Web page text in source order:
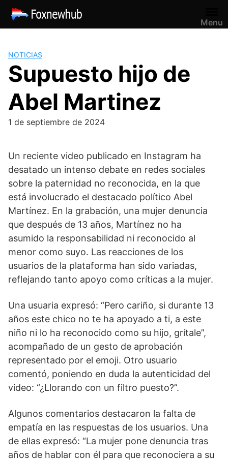
Saltar
contenido
Menu
NOTICIAS
Supuesto hijo de
Abel Martinez
1 de septiembre de 2024
Un reciente video publicado en Instagram ha
desatado un intenso debate en redes sociales
sobre la paternidad no reconocida, en la que
está involucrado el destacado político Abel
Martínez. En la grabación, una mujer denuncia
que después de 13 años, Martínez no ha
asumido la responsabilidad ni reconocido al
menor como suyo. Las reacciones de los
usuarios de la plataforma han sido variadas,
reflejando tanto apoyo como críticas a la mujer.
Una usuaria expresó: “Pero cariño, si durante 13
años este chico no te ha apoyado a ti, a este
niño ni lo ha reconocido como su hijo, grítale”,
acompañado de un gesto de aprobación
representado por el emoji. Otro usuario
comentó, poniendo en duda la autenticidad del
video: “¿Llorando con un filtro puesto?”.
Algunos comentarios destacaron la falta de
empatía en las respuestas de los usuarios. Una
de ellas expresó: “La mujer pone denuncia tras
años de hablar con él para que reconociera a su